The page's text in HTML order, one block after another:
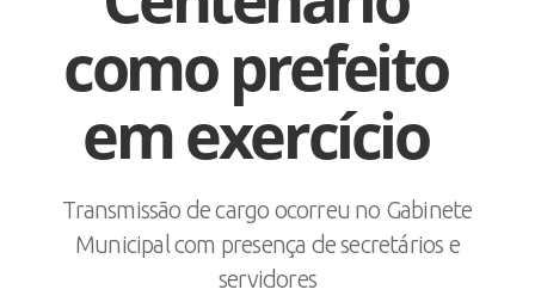
como prefeito
em exercício
Transmissão de cargo ocorreu no Gabinete
Municipal com presença de secretários e
servidores